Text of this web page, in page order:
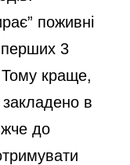
поживні
перших 3
Тому краще,
в
до